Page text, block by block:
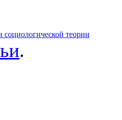
теории
.